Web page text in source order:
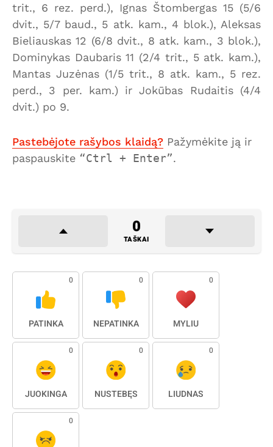
trit., 6 rez. perd.), Ignas Štombergas 15 (5/6
dvit., 5/7 baud., 5 atk. kam., 4 blok.), Aleksas
Bieliauskas 12 (6/8 dvit., 8 atk. kam., 3 blok.),
Dominykas Daubaris 11 (2/4 trit., 5 atk. kam.),
Mantas Juzėnas (1/5 trit., 8 atk. kam., 5 rez.
perd., 3 per. kam.) ir Jokūbas Rudaitis (4/4
dvit.) po 9.
Pastebėjote rašybos klaidą? Pažymėkite ją ir
paspauskite
Ctrl + Enter .
0
TAŠKAI
0
PATINKA
0
NEPATINKA
0
MYLIU
0
JUOKINGA
0
NUSTEBĘS
0
LIŪDNAS
0